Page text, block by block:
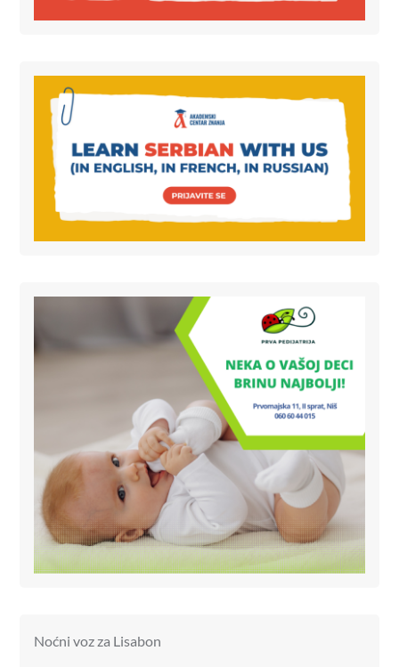
Noćni voz za Lisabon